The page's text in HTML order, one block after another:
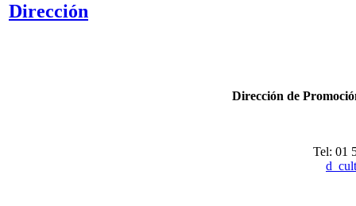
Dirección
Dirección de
Tel: 01